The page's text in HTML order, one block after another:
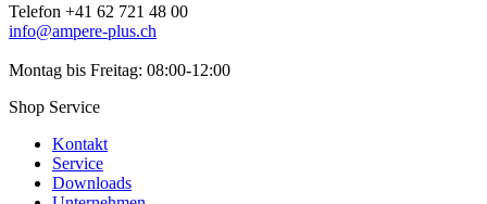
Telefon +41 62 721 48 00
info@ampere-plus.ch
Montag bis Freitag: 08:00-12:00
Shop Service
Kontakt
Service
Downloads